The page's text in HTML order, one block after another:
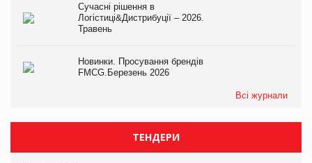
Сучасні рішення в
Логістиці&Дистрибуції – 2026.
Травень
Новинки. Просування брендів
FMCG.Березень 2026
Всі журнали
ТЕНДЕРИ